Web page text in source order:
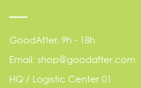
GoodAfter, 9h - 18h
Email: shop@goodafter.com
HQ / Logistic Center 01